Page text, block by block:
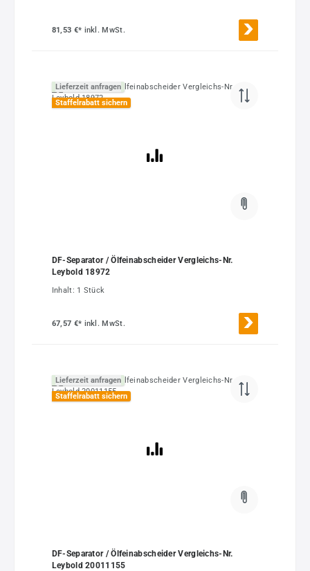
81,53 €* inkl. MwSt.
Lieferzeit anfragen
Staffelrabatt sichern
DF-Separator / Ölfeinabscheider Vergleichs-Nr.
Leybold 18972
Inhalt: 1 Stück
67,57 €* inkl. MwSt.
Lieferzeit anfragen
Staffelrabatt sichern
DF-Separator / Ölfeinabscheider Vergleichs-Nr.
Leybold 20011155